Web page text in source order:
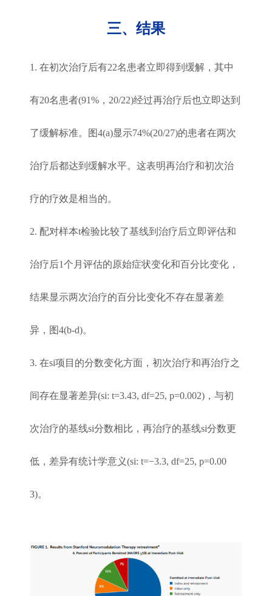
三、结果
1. 在初次治疗后有22名患者立即得到缓解，其中
有20名患者(91%，20/22)经过再治疗后也立即达到
了缓解标准。图4(a)显示74%(20/27)的患者在两次
治疗后都达到缓解水平。这表明再治疗和初次治
疗的疗效是相当的。
2. 配对样本t检验比较了基线到治疗后立即评估和
治疗后1个月评估的原始症状变化和百分比变化，
结果显示两次治疗的百分比变化不存在显著差
异，图4(b-d)。
3.在si项目的分数变化方面，初次治疗和再治疗之
间存在显著差异(si: t=3.43, df=25, p=0.002)，与初
次治疗的基线si分数相比，再治疗的基线si分数更
低，差异有统计学意义(si: t=−3.3, df=25, p=0.00
3)。